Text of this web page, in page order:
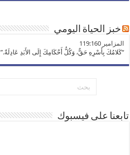
خبز الحياة اليومي
ﺍﻟﻤﺰﺍﻣﻴﺮ 119:160
“كَلامُكَ بِأَسْرِهِ حَقٌّ، وَكُلُّ أَحْكَامِكَ إِلَى الأَبَدِ عَادِلَةٌ.”
تابعنا على فيسبوك